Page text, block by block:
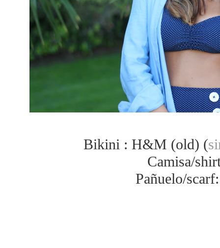
Bikini : H&M (old) (
Camisa/
Pañuelo/